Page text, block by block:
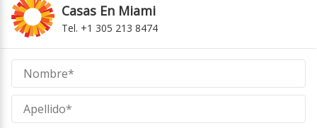
Casas En Miami
Tel. +1 305 213 8474
Casas
En
Miami
Miami